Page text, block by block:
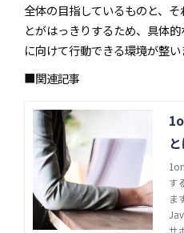
全体の目指しているものと、
とがはっきりするため、具体
に向けて行動できる環境が整い
■関連記事
す
ま
心
け
サ